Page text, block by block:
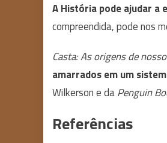
A História pode ajudar a
compreendida, pode nos
Casta: As origens de
amarrados em um
Wilkerson e daPenguin
Referências